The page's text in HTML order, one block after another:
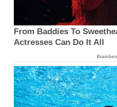
From Baddies To
Actresses Can Do It All